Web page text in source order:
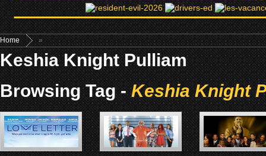
Home »
Keshia Knight Pulliam
Browsing Tag -Keshia Knight